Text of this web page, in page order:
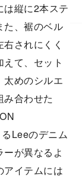
は縦に2本ステ
た、裾のベル
されにくく
て、セット
太めのシルエ
合わせた
Leeのデニム
が異なるよ
アイテムには